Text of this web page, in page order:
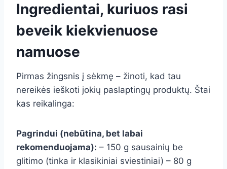
Ingredientai, kuriuos rasi
beveik kiekvienuose
namuose
Pirmas žingsnis į sėkmę – žinoti, kad tau
nereikės ieškoti jokių paslaptingų produktų. Štai
kas reikalinga:
Pagrindui (nebūtina, bet labai
rekomenduojama): – 150 g sausainių be
glitimo (tinka ir klasikiniai sviestiniai) – 80 g